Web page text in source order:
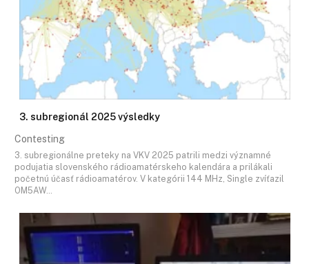
3. subregionál 2025 výsledky
Contesting
3. subregionálne preteky na VKV 2025 patrili medzi významné
podujatia slovenského rádioamatérskeho kalendára a prilákali
početnú účasť rádioamatérov. V kategórii 144 MHz, Single zvíťazil
OM5AW…